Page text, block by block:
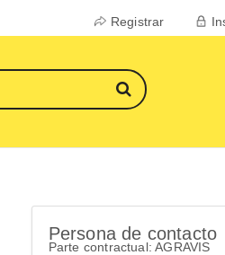
Registrar
Persona de contacto
Parte contractual: AGRAVIS